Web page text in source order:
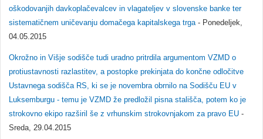
oškodovanjih davkoplačevalcev in vlagateljev v slovenske banke ter
sistematičnem uničevanju domačega kapitalskega trga - Ponedeljek,
04.05.2015
Okrožno in Višje sodišče tudi uradno pritrdila argumentom VZMD o
protiustavnosti razlastitev, a postopke prekinjata do končne odločitve
Ustavnega sodišča RS, ki se je novembra obrnilo na Sodišču EU v
Luksemburgu - temu je VZMD že predložil pisna stališča, potem ko je
strokovno ekipo razširil še z vrhunskim strokovnjakom za pravo EU -
Sreda, 29.04.2015